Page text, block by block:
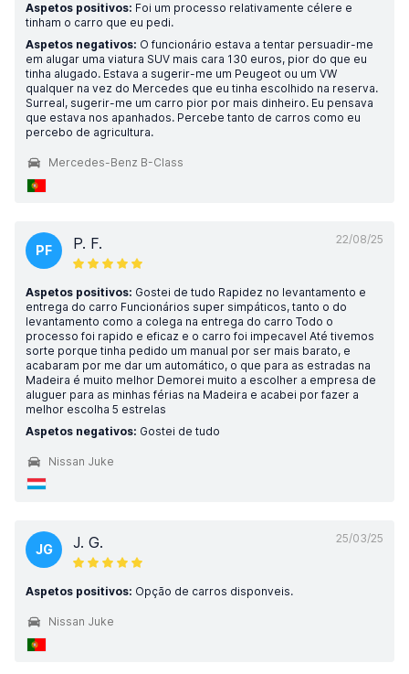
Aspetos positivos: Foi um processo relativamente célere e
tinham o carro que eu pedi.
Aspetos negativos: O funcionário estava a tentar persuadir-me
em alugar uma viatura SUV mais cara 130 euros, pior do que eu
tinha alugado. Estava a sugerir-me um Peugeot ou um VW
qualquer na vez do Mercedes que eu tinha escolhido na reserva.
Surreal, sugerir-me um carro pior por mais dinheiro. Eu pensava
que estava nos apanhados. Percebe tanto de carros como eu
percebo de agricultura.
Mercedes-Benz B-Class
22/08/25
PF P. F.
Aspetos positivos: Gostei de tudo Rapidez no levantamento e
entrega do carro Funcionários super simpáticos, tanto o do
levantamento como a colega na entrega do carro Todo o
processo foi rapido e eficaz e o carro foi impecavel Até tivemos
sorte porque tinha pedido um manual por ser mais barato, e
acabaram por me dar um automático, o que para as estradas na
Madeira é muito melhor Demorei muito a escolher a empresa de
aluguer para as minhas férias na Madeira e acabei por fazer a
melhor escolha 5 estrelas
Aspetos negativos: Gostei de tudo
Nissan Juke
25/03/25
JG J. G.
Aspetos positivos: Opção de carros disponveis.
Nissan Juke